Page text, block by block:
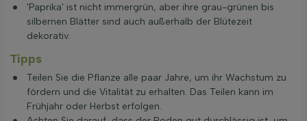
'Paprika' ist nicht immergrün, aber ihre grau-grünen bis
silbernen Blätter sind auch außerhalb der Blütezeit
dekorativ.
Tipps
Teilen Sie die Pflanze alle paar Jahre, um ihr Wachstum zu
fördern und die Vitalität zu erhalten. Das Teilen kann im
Frühjahr oder Herbst erfolgen.